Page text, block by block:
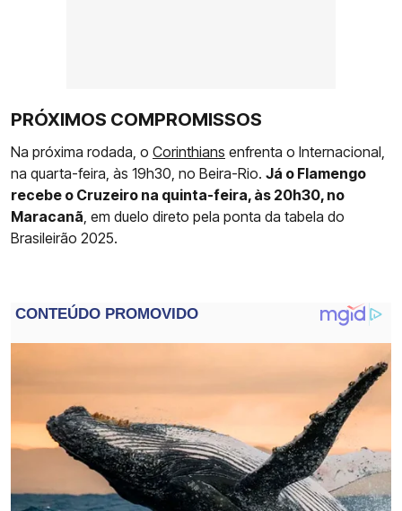
PRÓXIMOS COMPROMISSOS
Na próxima rodada, o Corinthians enfrenta o Internacional,
na quarta-feira, às 19h30, no Beira-Rio. Já o Flamengo
recebe o Cruzeiro na quinta-feira, às 20h30, no
Maracanã, em duelo direto pela ponta da tabela do
Brasileirão 2025.